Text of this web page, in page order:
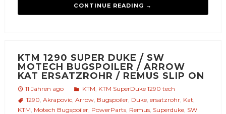
CONTINUE READING →
KTM 1290 SUPER DUKE / SW
MOTECH BUGSPOILER / ARROW
KAT ERSATZROHR / REMUS SLIP ON
11 Jahren ago KTM KTM SuperDuke 1290 tech
1290 Akrapovic, Arrow, Bugspoiler, Duke, ersatzrohr, Kat
KTM Motech Bugspoiler, PowerParts, Remus, Superduke, SW